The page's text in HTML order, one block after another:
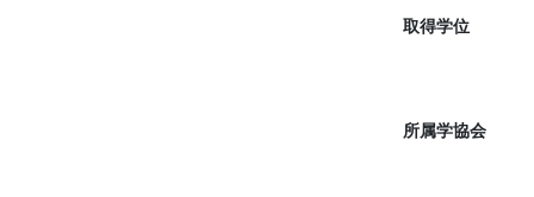
取得学位
所属学協会